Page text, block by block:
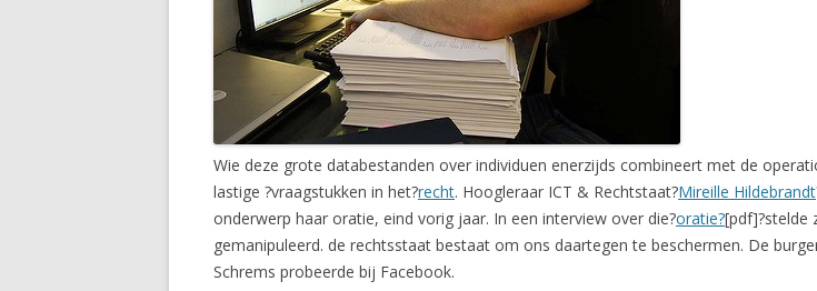
Wie deze grote databestanden over individuen enerzijds combineert met de
lastige ?vraagstukken in het?recht. Hoogleraar ICT & Rechtstaat?Mireille Hildebrandt
onderwerp haar oratie, eind vorig jaar. In een interview over die?oratie?[pdf]?stelde
gemanipuleerd. de rechtsstaat bestaat om ons daartegen te beschermen. De
Schrems probeerde bij Facebook.